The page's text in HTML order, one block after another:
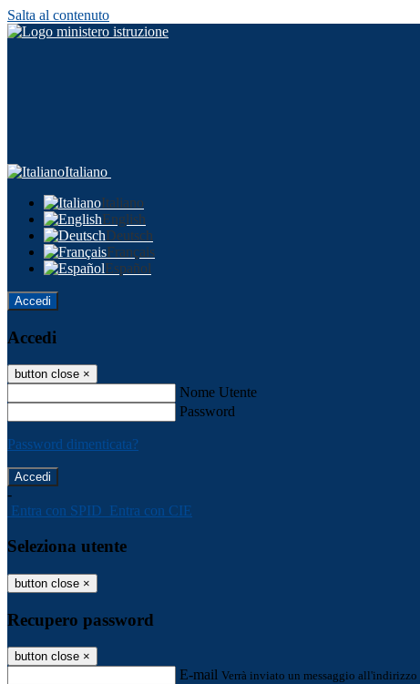
Salta al contenuto
Italiano
Italiano
English
Deutsch
Français
Español
Accedi
Accedi
button close ×
Nome Utente
Password
Password dimenticata?
-
Entra con SPID Entra con CIE
Seleziona utente
button close ×
Recupero password
button close ×
E-mail Verrà inviato un messaggio